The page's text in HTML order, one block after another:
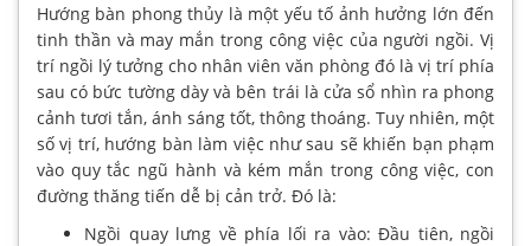
Hướng bàn phong thủy là một yếu tố ảnh hưởng lớn đến
tinh thần và may mắn trong công việc của người ngồi. Vị
trí ngồi lý tưởng cho nhân viên văn phòng đó là vị trí phía
sau có bức tường dày và bên trái là cửa sổ nhìn ra phong
cảnh tươi tắn, ánh sáng tốt, thông thoáng. Tuy nhiên, một
số vị trí, hướng bàn làm việc như sau sẽ khiến bạn phạm
vào quy tắc ngũ hành và kém mắn trong công việc, con
đường thăng tiến dễ bị cản trở. Đó là:
Ngồi quay lưng về phía lối ra vào: Đầu tiên, ngồi